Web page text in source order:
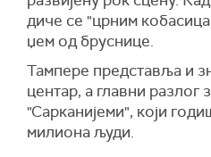
диче се "црним
џем од бруснице.
Тампере представља и
центар, а главни разлог
"Сарканијеми", који
милиона људи.